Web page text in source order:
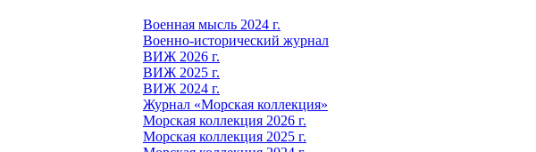
Военная мысль 2024 г.
Военно-исторический журнал
ВИЖ 2026 г.
ВИЖ 2025 г.
ВИЖ 2024 г.
Журнал «Морская коллекция»
Морская коллекция 2026 г.
Морская коллекция 2025 г.